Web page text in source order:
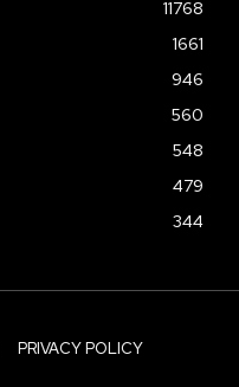
11768
1661
946
560
548
479
344
PRIVACY POLICY